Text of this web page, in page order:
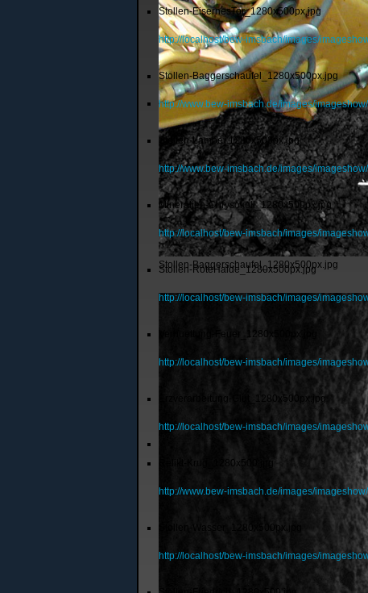
Stollen-Baggerschaufel_1280x500px.jpg
Stollen-EisernesTor_1280x500px.jpg
http://localhost/bew-imsbach/images/
Stollen-Baggerschaufel_1280x500px.jpg
http://www.bew-imsbach.de/images/
Stollen-Lampe_1280x500px.jpg
http://www.bew-imsbach.de/images/
Mineralien-Chrysokoll_1280x500px.jpg
http://localhost/bew-imsbach/images/
Stollen-RoteHalde_1280x500px.jpg
http://localhost/bew-imsbach/images/
Verhuettung-Feuer_1280x500px.jpg
http://localhost/bew-imsbach/images/
Erzverarbeitung-Glut_1280x500px.jpg
http://localhost/bew-imsbach/images/
Relikt-Krug_1280x500.jpg
http://www.bew-imsbach.de/images/
Stollen-Wasser_1280x500px.jpg
http://localhost/bew-imsbach/images/